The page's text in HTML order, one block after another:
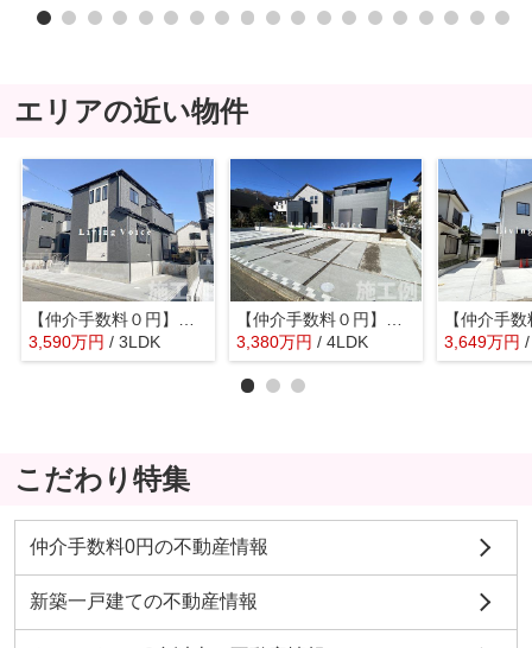
エリアの近い物件
【仲介手数料０円】厚木市酒井 新築一戸建て A号棟 全2棟
3,590万円 / 3LDK
【仲介手数料０円】厚木市愛名7期 新築一戸建て 1号棟 全2棟
3,380万円 / 4LDK 3,649万円
こだわり特集
仲介手数料0円の不動産情報
新築一戸建ての不動産情報